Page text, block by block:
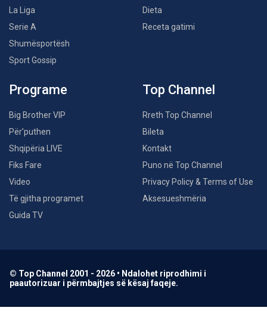
La Liga
Serie A
Shumësportësh
Sport Gossip
Dieta
Receta gatimi
Programe
Big Brother VIP
Për’puthen
Shqipëria LIVE
Fiks Fare
Video
Të gjitha programet
Guida TV
Top Channel
Rreth Top Channel
Bileta
Kontakt
Puno në Top Channel
Privacy Policy & Terms of Use
Aksesueshmëria
© Top Channel 2001 - 2026 • Ndalohet riprodhimi i
paautorizuar i përmbajtjes së kësaj faqeje.